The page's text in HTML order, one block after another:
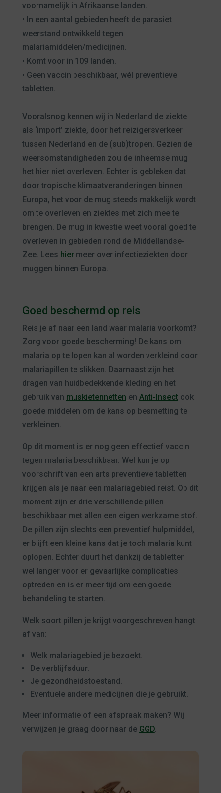
voornamelijk in Afrikaanse landen.
• In een aantal gebieden heeft de parasiet
weerstand ontwikkeld tegen
malariamiddelen/medicijnen.
• Komt voor in 109 landen.
• Geen vaccin beschikbaar, wél preventieve
tabletten.
Vooralsnog kennen wij in Nederland de ziekte
als ‘import’ ziekte, door het reizigersverkeer
tussen Nederland en de (sub)tropen. Gezien de
weersomstandigheden zou de inheemse mug
het hier niet overleven. Echter is gebleken dat
door tropische klimaatveranderingen binnen
Europa, het voor de mug steeds makkelijk wordt
om te overleven en ziektes met zich mee te
brengen. De mug in kwestie weet vooral goed te
overleven in gebieden rond de Middellandse-
Zee. Lees hiermeer over infectieziekten door
muggen binnen Europa.
Goed beschermd op reis
Reis je af naar een land waar malaria voorkomt?
Zorg voor goede bescherming! De kans om
malaria op te lopen kan al worden verkleind door
malariapillen te slikken. Daarnaast zijn het
dragen van huidbedekkende kleding en het
gebruik van muskietennetten en Anti-Insectook
goede middelen om de kans op besmetting te
verkleinen.
Op dit moment is er nog geen effectief vaccin
tegen malaria beschikbaar. Wel kun je op
voorschrift van een arts preventieve tabletten
krijgen als je naar een malariagebied reist. Op dit
moment zijn er drie verschillende pillen
beschikbaar met allen een eigen werkzame stof.
De pillen zijn slechts een preventief hulpmiddel,
er blijft een kleine kans dat je toch malaria kunt
oplopen. Echter duurt het dankzij de tabletten
wel langer voor er gevaarlijke complicaties
optreden en is er meer tijd om een goede
behandeling te starten.
Welk soort pillen je krijgt voorgeschreven hangt
af van:
Welk malariagebied je bezoekt.
De verblijfsduur.
Je gezondheidstoestand.
Eventuele andere medicijnen die je gebruikt.
Meer informatie of een afspraak maken? Wij
verwijzen je graag door naar de GGD.